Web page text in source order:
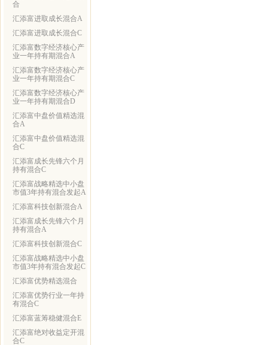
合
汇添富进取成长混合A
汇添富进取成长混合C
汇添富数字经济核心产
业一年持有期混合A
汇添富数字经济核心产
业一年持有期混合C
汇添富数字经济核心产
业一年持有期混合D
汇添富中盘价值精选混
合A
汇添富中盘价值精选混
合C
汇添富成长先锋六个月
持有混合C
汇添富战略精选中小盘
市值3年持有混合发起A
汇添富科技创新混合A
汇添富成长先锋六个月
持有混合A
汇添富科技创新混合C
汇添富战略精选中小盘
市值3年持有混合发起C
汇添富优势精选混合
汇添富优势行业一年持
有混合C
汇添富蓝筹稳健混合E
汇添富绝对收益定开混
合C